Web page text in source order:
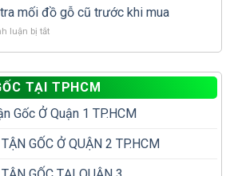
đi
nhiều
sót
khi
kiểm
trong
nhà
thuốc
diệt
mối
hộp
nhử
mối
hiệu
hơn?
mối đồ gỗ cũ trước khi mua
luận bị tắtở
tra
mối
đồ
gỗ
trước
khi
TẠI TPHCM
Gốc Ở Quận 1 TP.HCM
GỐC Ở QUẬN 2 TP.HCM